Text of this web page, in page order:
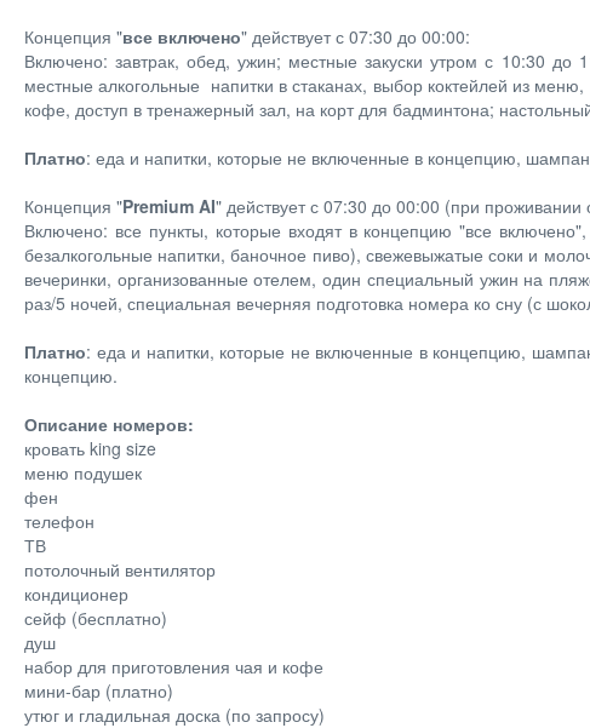
Концепция "все включено" действует с 07:30 до 00:00:
Включено: завтрак, обед, ужин; местные закуски утром с 10:30
местные алкогольные напитки в стаканах, выбор коктейлей из
кофе, доступ в тренажерный зал, на корт для бадминтона;
Платно: еда и напитки, которые не включенные в концепцию,
Концепция "Premium AI" действует с 07:30 до 00:00 (при проживании
Включено: все пункты, которые входят в концепцию "все
безалкогольные напитки, баночное пиво), свежевыжатые соки и
вечеринки, организованные отелем, один специальный ужин на
раз/5 ночей, специальная вечерняя подготовка номера ко сну (с
Платно: еда и напитки, которые не включенные в концепцию,
концепцию.
Описание номеров:
кровать king size
меню подушек
фен
телефон
ТВ
потолочный вентилятор
кондиционер
сейф (бесплатно)
душ
набор для приготовления чая и кофе
мини-бар (платно)
утюг и гладильная доска (по запросу)